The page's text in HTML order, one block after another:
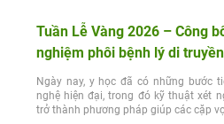
Tuần Lễ Vàng 2026 – Công
nghiệm phôi bệnh lý di truyền
Ngày nay, y học đã có những bước
nghệ hiện đại, trong đó kỹ thuật xét
trở thành phương pháp giúp các cặp